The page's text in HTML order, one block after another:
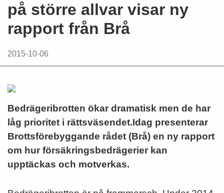
på större allvar visar ny
rapport från Brå
2015-10-06
Bedrägeribrotten ökar dramatisk men de har
låg prioritet i rättsväsendet.Idag presenterar
Brottsförebyggande rådet (Brå) en ny rapport
om hur försäkringsbedrägerier kan
upptäckas och motverkas.